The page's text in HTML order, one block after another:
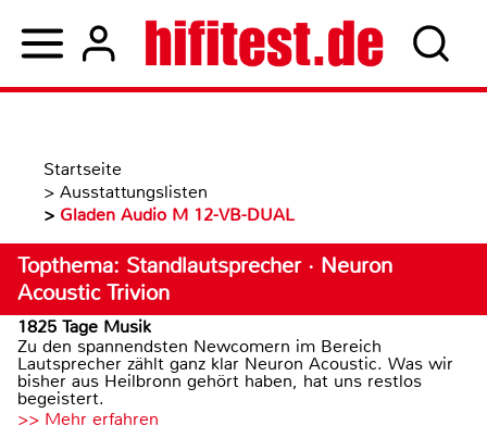
Startseite
> Ausstattungslisten
> Gladen Audio M 12-VB-DUAL
Topthema: Standlautsprecher · Neuron
Acoustic Trivion
1825 Tage Musik
Zu den spannendsten Newcomern im Bereich
Lautsprecher zählt ganz klar Neuron Acoustic. Was wir
bisher aus Heilbronn gehört haben, hat uns restlos
begeistert.
>> Mehr erfahren